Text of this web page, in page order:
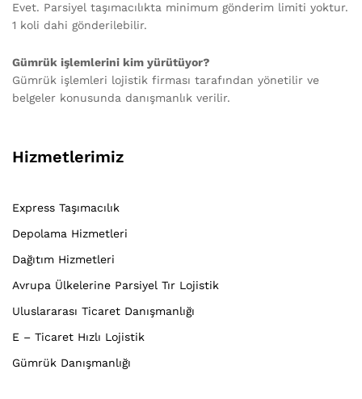
Evet. Parsiyel taşımacılıkta minimum gönderim limiti yoktur.
1 koli dahi gönderilebilir.
Gümrük işlemlerini kim yürütüyor?
Gümrük işlemleri lojistik firması tarafından yönetilir ve
belgeler konusunda danışmanlık verilir.
Hizmetlerimiz
Express Taşımacılık
Depolama Hizmetleri
Dağıtım Hizmetleri
Avrupa Ülkelerine Parsiyel Tır Lojistik
Uluslararası Ticaret Danışmanlığı
E – Ticaret Hızlı Lojistik
Gümrük Danışmanlığı